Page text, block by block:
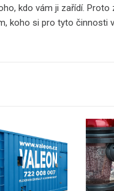
kdo vám ji zařídí. Proto
koho si pro tyto činnosti